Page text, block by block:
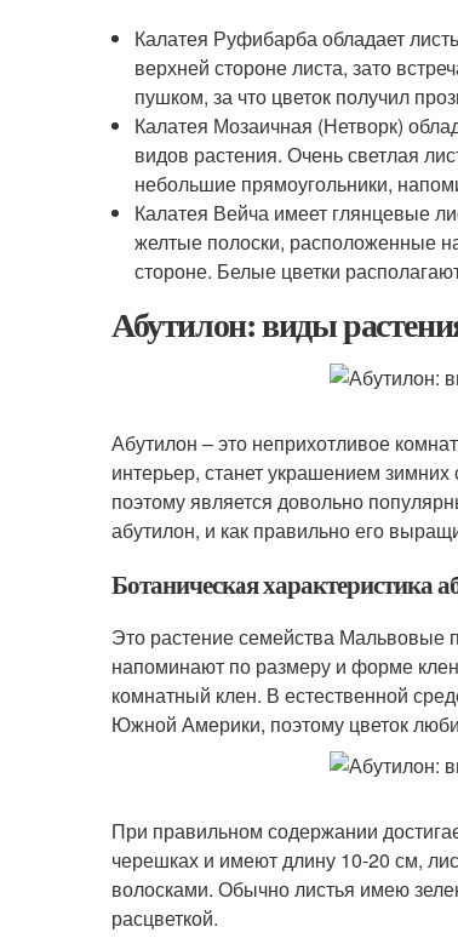
Калатея Руфибарба обладает
верхней стороне листа, зато
пушком, за что цветок получил
Калатея Мозаичная (Нетворк)
видов растения. Очень светлая
небольшие прямоугольники,
Калатея Вейча имеет глянцевые
желтые полоски, расположенные
стороне. Белые цветки
Абутилон: виды
Абутилон – это неприхотливое
интерьер, станет украшением
поэтому является довольно
абутилон, и как правильно его
Ботаническая характеристика
Это растение семейства Мальвовые
напоминают по размеру и форме
комнатный клен. В естественной
Южной Америки, поэтому цветок
При правильном содержании
черешках и имеют длину 10-20 см,
волосками. Обычно листья имею
расцветкой.